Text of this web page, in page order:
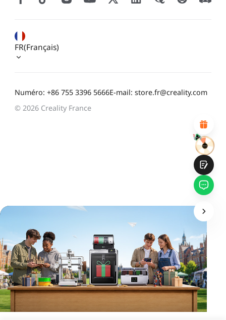
INSATISFAIT
Design visuel attractif
Recommandations de produits appropriées
Navigation et catégories claires
Numéro: +86 755 3396 5666E-mail: store.fr@creality.com
FR(Français)
© 2026 Creality France